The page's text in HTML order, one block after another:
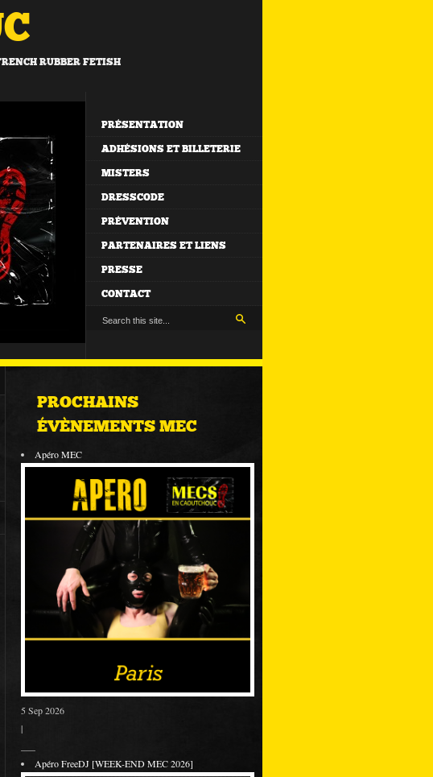
RUBBER FETISH
PRÉSENTATION
ADHÉSIONS ET BILLETERIE
MISTERS
DRESSCODE
PRÉVENTION
PARTENAIRES ET LIENS
PRESSE
CONTACT
PROCHAINS
ÉVÈNEMENTS MEC
Apéro MEC
5 Sep 2026
|
Apéro FreeDJ [WEEK-END MEC 2026]